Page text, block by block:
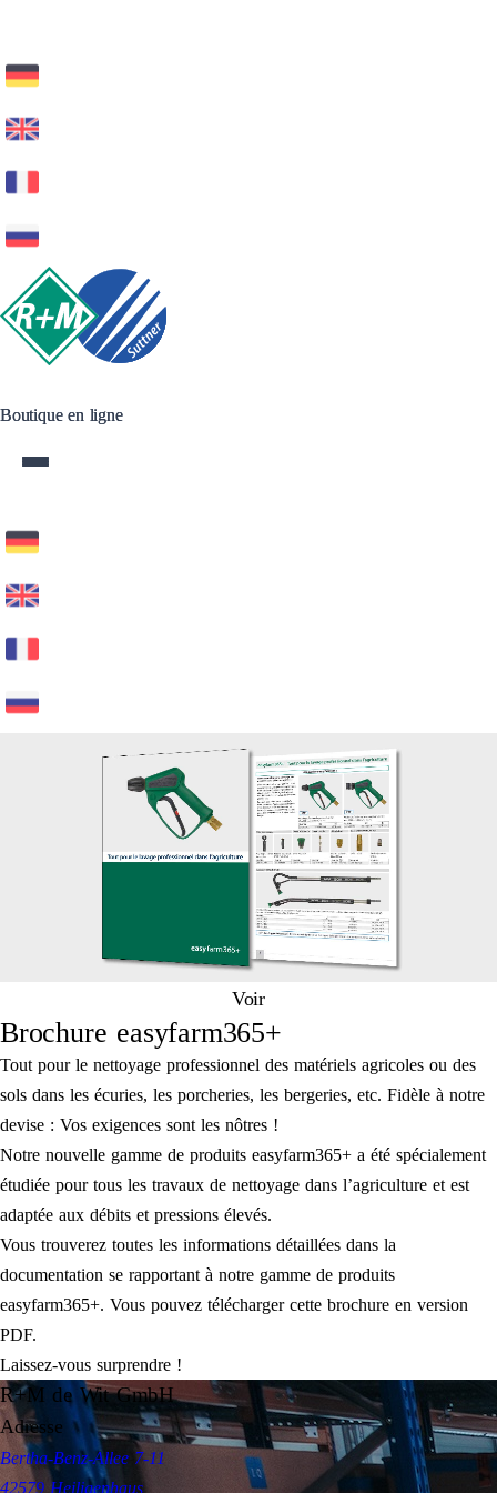
Boutique en ligne
Boutique en ligne
Voir
Brochure easyfarm365+
Tout pour le nettoyage professionnel des matériels agricoles ou des
sols dans les écuries, les porcheries, les bergeries, etc. Fidèle à notre
devise : Vos exigences sont les nôtres !
Notre nouvelle gamme de produits easyfarm365+ a été spécialement
étudiée pour tous les travaux de nettoyage dans l’agriculture et est
adaptée aux débits et pressions élevés.
Vous trouverez toutes les informations détaillées dans la
documentation se rapportant à notre gamme de produits
easyfarm365+. Vous pouvez télécharger cette brochure en version
PDF.
Laissez-vous surprendre !
R+M de Wit GmbH
Adresse
Bertha-Benz-Allee 7-11
42579 Heiligenhaus